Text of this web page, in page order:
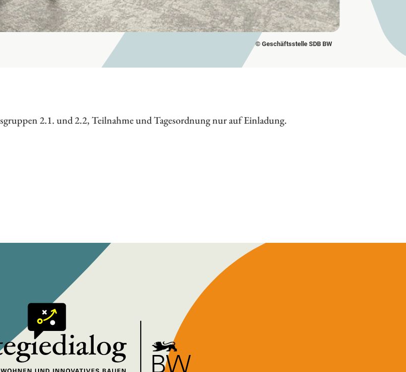
© Geschäftsstelle SDB BW
2.1. und 2.2, Teilnahme und Tagesordnung nur auf Einladung.